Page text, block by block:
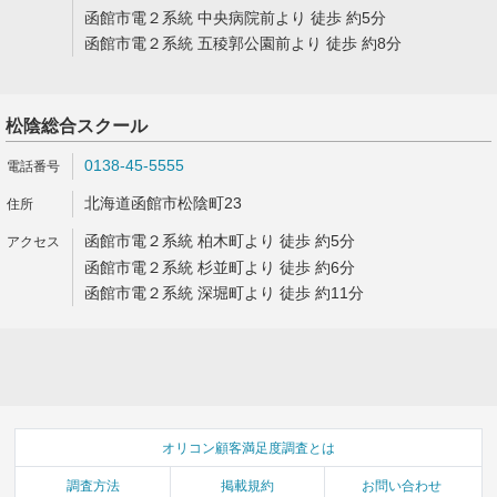
函館市電２系統 中央病院前より 徒歩 約5分
函館市電２系統 五稜郭公園前より 徒歩 約8分
松陰総合スクール
0138-45-5555
北海道函館市松陰町23
函館市電２系統 柏木町より 徒歩 約5分
函館市電２系統 杉並町より 徒歩 約6分
函館市電２系統 深堀町より 徒歩 約11分
オリコン顧客満足度調査とは
調査方法 掲載規約 お問い合わせ